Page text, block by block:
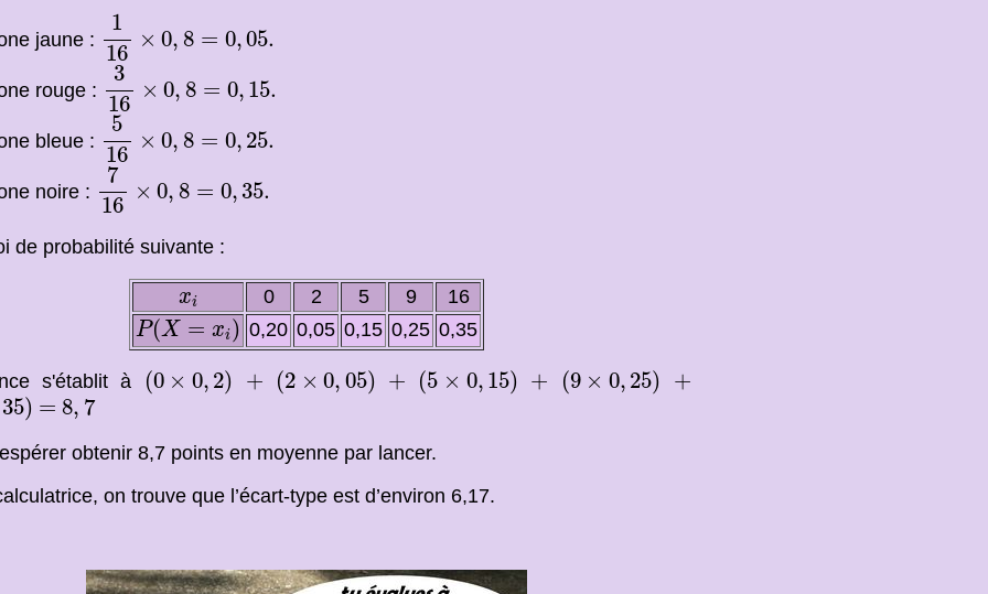
jaune :
1
16
× 0, 8 = 0,05.
16
rouge :
3
16
× 0, 8 = 0, 15.
316
bleue :
5
16
× 0, 8 = 0, 25.
516
noire :
7
16
× 0, 8 = 0, 35.
716
de probabilité suivante :
xi
xi 0 2 5 9
16
P(X = xi)
P(X=xi) 0,20 0,05 0,15 0,25 0,35
s'établit à (0 × 0, 2)
(0 × ,2 ) +
+ (2 × 0, 05)
(2 × ,05) +
+ (5 × 0, 15)
(5 × ,15 ) +
+ (9 × 0, 25)
(9 × ,25) +
+
35)
) =
= 8, 7
8 7
obtenir 8,7 points en moyenne par lancer.
on trouve que l’écart-type est d’environ 6,17.